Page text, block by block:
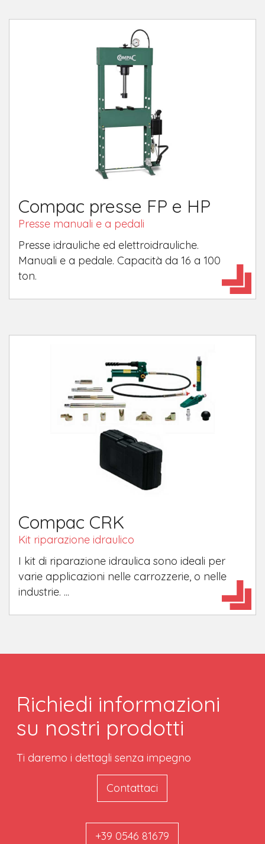
Compac presse FP e HP
Presse manuali e a pedali
Presse idrauliche ed elettroidrauliche.
Manuali e a pedale. Capacità da 16 a 100
ton.
Compac CRK
Kit riparazione idraulico
I kit di riparazione idraulica sono ideali per
varie applicazioni nelle carrozzerie, o nelle
industrie. ...
Richiedi informazioni
su nostri prodotti
Ti daremo i dettagli senza impegno
Contattaci
+39 0546 81679